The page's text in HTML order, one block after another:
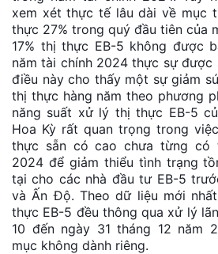
xem xét thực tế lâu dài về mục
thực 27% trong quý đầu tiên của
17% thị thực EB-5 không được
năm tài chính 2024 thực sự được
điều này cho thấy một sự giảm
thị thực hàng năm theo phương
năng suất xử lý thị thực EB-5
Hoa Kỳ rất quan trọng trong
thực sẵn có cao chưa từng có
2024 để giảm thiểu tình trạng
tại cho các nhà đầu tư EB-5
và Ấn Độ. Theo dữ liệu mới
thực EB-5 đều thông qua xử lý
10 đến ngày 31 tháng 12 năm
mục không dành riêng.